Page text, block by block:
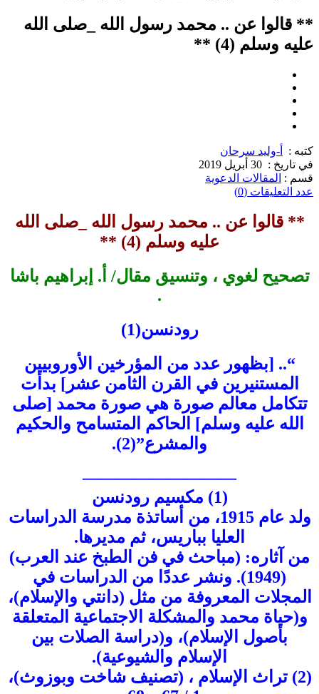
** قالوا عن .. محمد رسول الله _صلى الله
عليه وسلم (4) **
كتبه :
أ-وليد سرحان
في تاريخ : 30 أبريل 2019
قسم : المقالات الدعوية
عدد التعليقات (0)
** قالوا عن .. محمد رسول الله _صلى الله
عليه وسلم (4) **
تصحيح لغوي ، وتنسيق مقال/ أ. إبراهيم باشا
.
رودنسن(1)
“.. [بظهور عدد من المؤرخين الأوروبيين
المستنيرين في القرن الثامن عشر] بدأت
تتكامل معالم صورة هي صورة محمد [صلى
الله عليه وسلم] الحاكم المتسامح والحكيم
والمشرع”(2).
—————————
(1) مكسيم رودنسن
ولد عام 1915، من أساتذة مدرسة الدراسات
العليا بباريس، ثم مديرها.
من آثاره: (مباحث في فن الطبخ عند العرب)
(1949). ونشر عددًا من الدراسات في
المجلات المعروفة من مثل (دانتي والإسلام)،
و(حياة محمد والمشكلة الاجتماعية المتعلقة
بأصول الإسلام)، و(دراسة الصلات بين
الإسلام والشيوعية).
(2) تراث الإسلام ، (تصنيف شاخت وبوزوث)،